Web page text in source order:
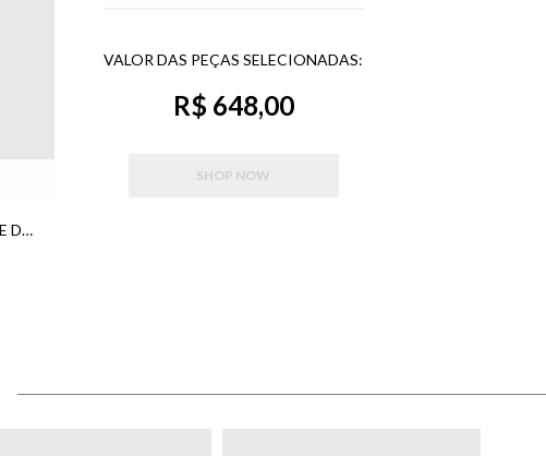
BRACELETE CUFF CAMILLE DOURADO BO.BÔ FEMININO
VALOR DAS PEÇAS SELECIONADAS:
R$ 648,00
SHOP NOW